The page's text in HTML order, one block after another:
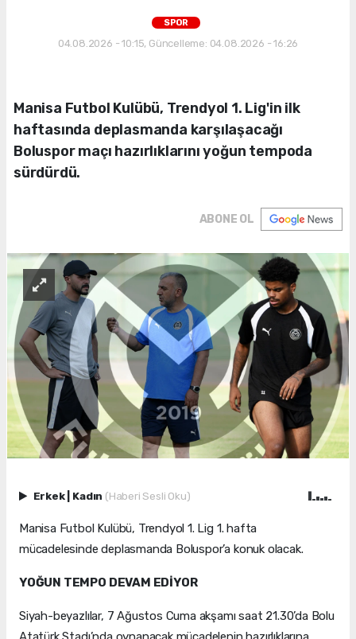
SPOR
04.08.2026 - 10:15, Güncelleme: 04.08.2026 - 16:26
Manisa Futbol Kulübü, Trendyol 1. Lig'in ilk
haftasında deplasmanda karşılaşacağı
Boluspor maçı hazırlıklarını yoğun tempoda
sürdürdü.
ABONE OL
Erkek Kadın (Haberi Sesli Oku)
Manisa Futbol Kulübü, Trendyol 1. Lig 1. hafta
mücadelesinde deplasmanda Boluspor’a konuk olacak.
YOĞUN TEMPO DEVAM EDİYOR
Siyah-beyazlılar, 7 Ağustos Cuma akşamı saat 21.30’da Bolu